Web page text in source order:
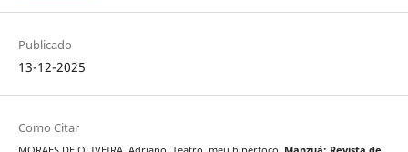
Publicado
13-12-2025
Como Citar